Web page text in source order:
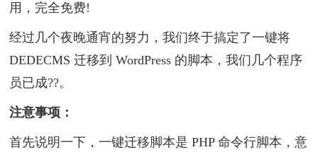
用，完全免费!
经过几个夜晚通宵的努力，我们终于搞定了一键将
DEDECMS 迁移到 WordPress 的脚本，我们几个程序
员已成??。
注意事项：
首先说明一下，一键迁移脚本是 PHP 命令行脚本，意